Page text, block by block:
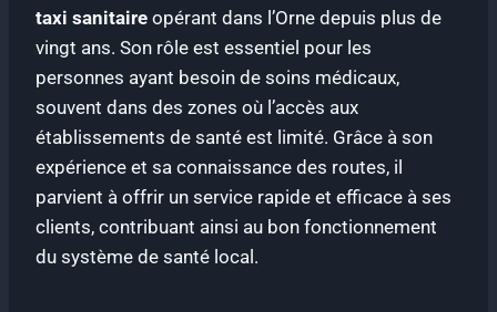
taxi sanitaire opérant dans l’Orne depuis plus de
vingt ans. Son rôle est essentiel pour les
personnes ayant besoin de soins médicaux,
souvent dans des zones où l’accès aux
établissements de santé est limité. Grâce à son
expérience et sa connaissance des routes, il
parvient à offrir un service rapide et efficace à ses
clients, contribuant ainsi au bon fonctionnement
du système de santé local.